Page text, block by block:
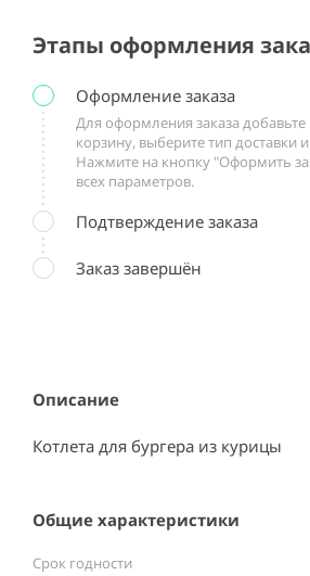
Описание
Котлета для бургера из курицы
Общие характеристики
Срок годности
Этапы оформления
Оформление заказа
Для оформления заказа
корзину, выберите тип доставки
Нажмите на кнопку "Оформить
всех параметров.
Подтверждение заказа
Заказ завершён